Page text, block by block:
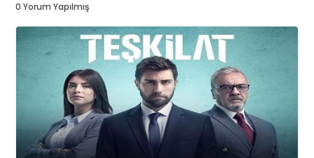
0 Yorum Yapılmış